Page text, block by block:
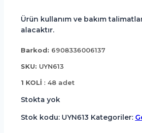
Ürün kullanım ve bakım
alacaktır.
Barkod: 6908336006137
SKU: UYN613
1 KOLİ : 48 adet
Stokta yok
Stok kodu: UYN613 Kategoriler: